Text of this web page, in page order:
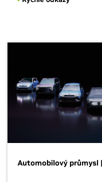
Automobilový průmysl